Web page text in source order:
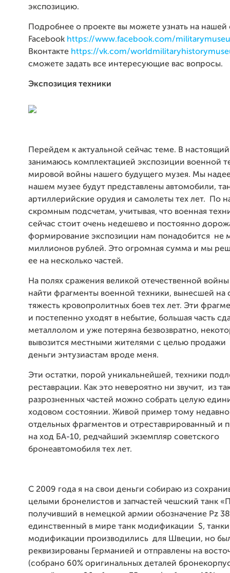
экспозицию.
Подробнее о проекте вы можете узнать на нашей
Facebook https://www.facebook.com/
Вконтакте https://vk.com/
сможете задать все интересующие вас вопросы.
Экспозиция техники
Перейдем к актуальной сейчас теме. В
занимаюсь комплектацией экспозиции военной
мировой войны нашего будущего музея. Мы
нашем музее будут представлены автомобили,
артиллерийские орудия и самолеты тех лет. По
скромным подсчетам, учитывая, что военная
сейчас стоит очень недешево и постоянно
формирование экспозиции нам понадобится не
миллионов рублей. Это огромная сумма и мы
ее на несколько частей.
На полях сражения великой отечественной
найти фрагменты военной техники, вынесшей на
тяжесть кровопролитных боев тех лет. Эти
и постепенно уходят в небытие, большая часть
металлолом и уже потеряна безвозвратно,
вывозится местными жителями с целью продажи
деньги энтузиастам вроде меня.
Эти остатки, порой уникальнейшей, техники
реставрации. Как это невероятно ни звучит, из
разрозненных частей можно собрать целую
ходовом состоянии. Живой пример тому
отдельных фрагментов и отреставрированный и
на ход БА-10, редчайший экземпляр советского
бронеавтомобиля тех лет.
С 2009 года я на свои деньги собираю из
целыми бронелистов и запчастей чешский танк
получивший в немецкой армии обозначение Pz
единственный в мире танк модификации S,
модификации производились для Швеции, но
реквизированы Германией и отправлены на
(собрано 60% оригинальных деталей